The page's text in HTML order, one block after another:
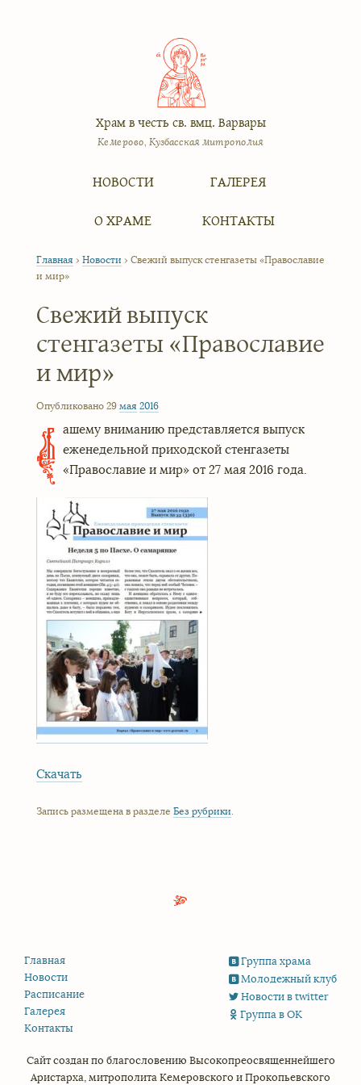
Храм в честь св. вмц. Варвары
Кемерово, Кузбасская митрополия
НОВОСТИ
О ХРАМЕ
ГАЛЕРЕЯ
КОНТАКТЫ
Главная › Новости › Свежий выпуск стенгазеты «Православие
и мир»
Свежий выпуск
стенгазеты «Православие
и мир»
Опубликовано 29 мая 2016
В ашему вниманию представляется выпуск
еженедельной приходской стенгазеты
«Православие и мир» от 27 мая 2016 года.
Скачать
Запись размещена в разделе Без рубрики
Группа храма
Молодежный клуб
Новости в twitter
Группа в ОК
Главная
Новости
Расписание
Галерея
Контакты
Сайт создан по благословению Высокопреосвященнейшего
Аристарха,митрополита Кемеровского и Прокопьевского